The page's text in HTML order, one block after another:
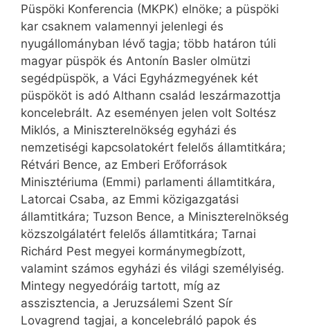
Püspöki Konferencia (MKPK) elnöke; a püspöki
kar csaknem valamennyi jelenlegi és
nyugállományban lévő tagja; több határon túli
magyar püspök és Antonín Basler olmützi
segédpüspök, a Váci Egyházmegyének két
püspököt is adó Althann család leszármazottja
koncelebrált. Az eseményen jelen volt Soltész
Miklós, a Miniszterelnökség egyházi és
nemzetiségi kapcsolatokért felelős államtitkára;
Rétvári Bence, az Emberi Erőforrások
Minisztériuma (Emmi) parlamenti államtitkára,
Latorcai Csaba, az Emmi közigazgatási
államtitkára; Tuzson Bence, a Miniszterelnökség
közszolgálatért felelős államtitkára; Tarnai
Richárd Pest megyei kormánymegbízott,
valamint számos egyházi és világi személyiség.
Mintegy negyedóráig tartott, míg az
asszisztencia, a Jeruzsálemi Szent Sír
Lovagrend tagjai, a koncelebráló papok és